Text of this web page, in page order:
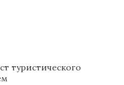
туристического